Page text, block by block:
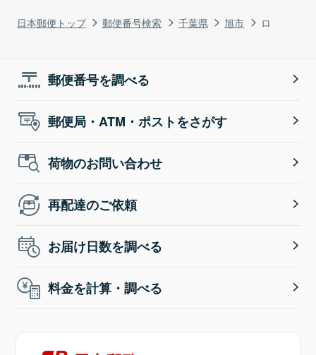
日本郵便トップ 郵便番号検索 千葉県 旭市 ロ
郵便番号を調べる
郵便局・ATM・ポストをさがす
荷物のお問い合わせ
再配達のご依頼
お届け日数を調べる
料金を計算・調べる